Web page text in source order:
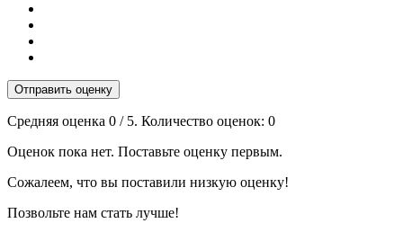
Отправить оценку
Средняя оценка 0 / 5. Количество оценок: 0
Оценок пока нет. Поставьте оценку первым.
Сожалеем, что вы поставили низкую оценку!
Позвольте нам стать лучше!